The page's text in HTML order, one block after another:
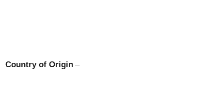
Country of Origin –